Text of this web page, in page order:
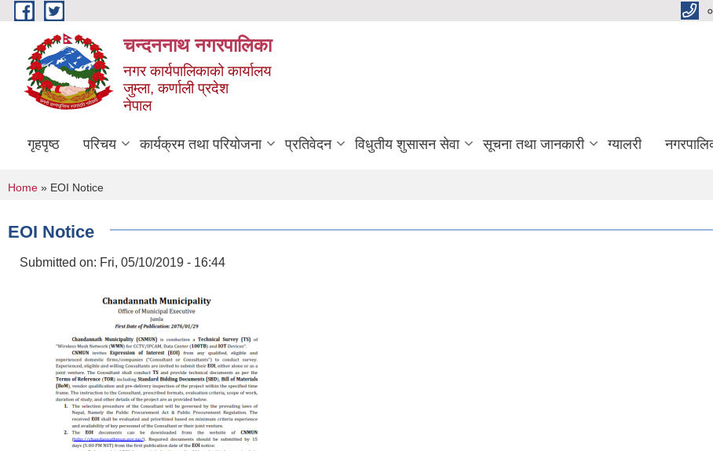
Skip to main content
चन्दननाथ नगरपालिका
नगर कार्यपालिकाको कार्यालय
जुम्ला, कर्णाली प्रदेश
नेपाल
गृहपृष्ठ परिचय कार्यक्रम तथा परियोजना प्रतिवेदन विधुतीय शुसासन सेवा सूचना तथा जानकारी ग्यालरी
You are here
Home » EOI Notice
EOI Notice
Submitted on: Fri, 05/10/2019 - 16:44